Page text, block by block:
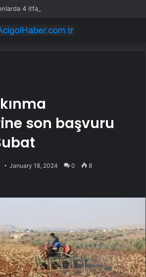
4 itfaiye eri hayatını kaybetti
son başvuru
January 18, 2024 0 8